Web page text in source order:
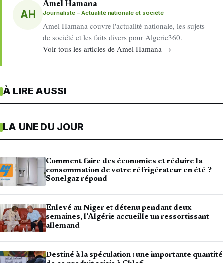
AH
Amel Hamana
Journaliste – Actualité nationale et société
Amel Hamana couvre l'actualité nationale, les sujets
de société et les faits divers pour Algerie360.
Voir tous les articles de Amel Hamana →
À LIRE AUSSI
LA UNE DU JOUR
Comment faire des économies et réduire la
consommation de votre réfrigérateur en été ?
Sonelgaz répond
Enlevé au Niger et détenu pendant deux
semaines, l’Algérie accueille un ressortissant
allemand
Destiné à la spéculation : une importante quantité